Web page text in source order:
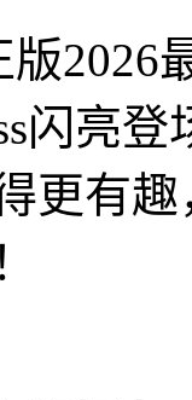
版2026
闪亮
更有